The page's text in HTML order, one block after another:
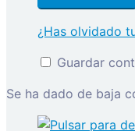
¿Has olvidado
Guardar
Se ha dado de baja